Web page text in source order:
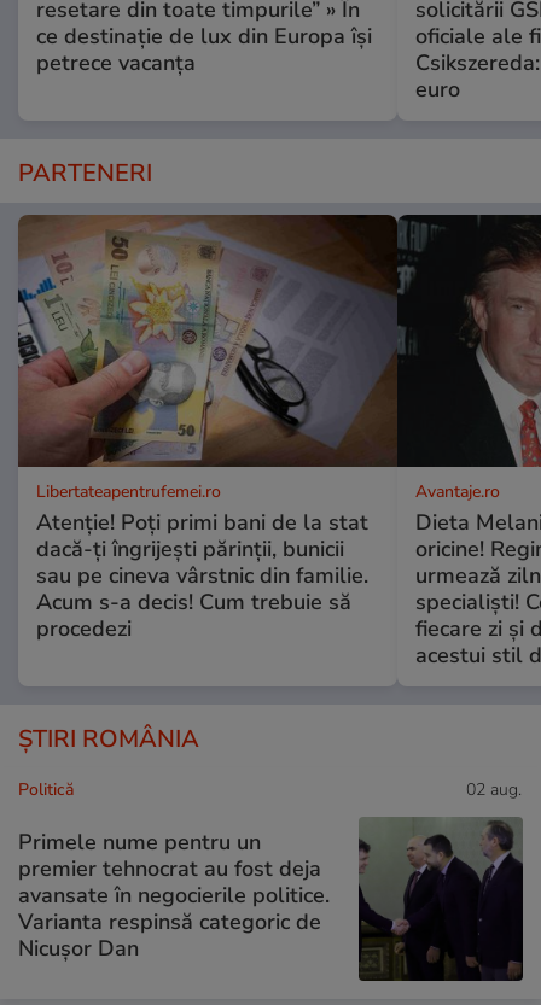
resetare din toate timpurile” » În
ce destinație de lux din Europa își
petrece vacanța
solicitării
oficiale ale
euro
PARTENERI
Libertateapentrufemei.ro
Atenție! Poți primi bani de la stat
dacă-ți îngrijești părinții, bunicii
sau pe cineva vârstnic din familie.
Acum s-a decis! Cum trebuie să
procedezi
Avantaje.ro
Dieta
oricine!
urmează
specialiști!
fiecare zi și
acestui stil
ȘTIRI ROMÂNIA
Politică 02 aug.
Primele nume pentru un
premier tehnocrat au fost deja
avansate în negocierile politice.
Varianta respinsă categoric de
Nicușor Dan